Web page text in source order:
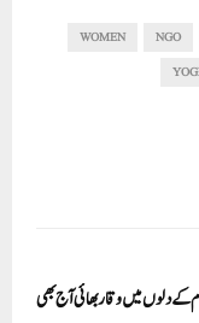
NGO
WOMEN
دلوں میں وقار بھائی آج بھی